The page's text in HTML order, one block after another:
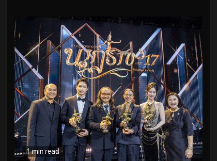
1 min read